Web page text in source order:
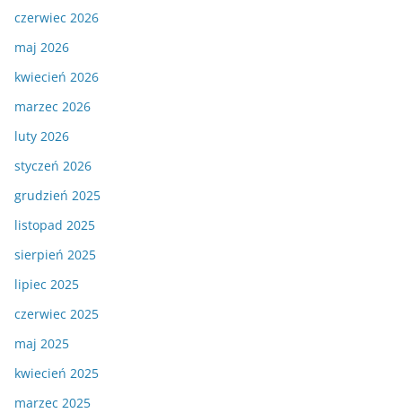
czerwiec 2026
maj 2026
kwiecień 2026
marzec 2026
luty 2026
styczeń 2026
grudzień 2025
listopad 2025
sierpień 2025
lipiec 2025
czerwiec 2025
maj 2025
kwiecień 2025
marzec 2025